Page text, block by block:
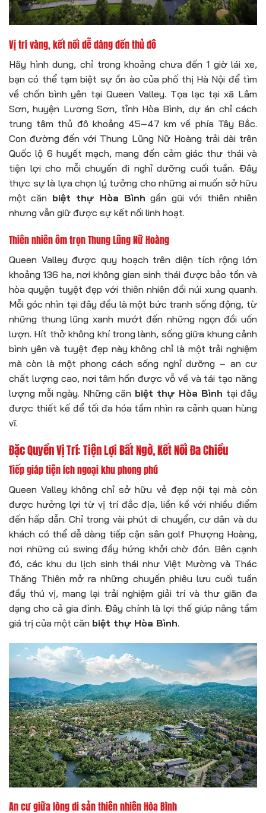
Vị trí vàng, kết nối dễ dàng đến thủ đô
Hãy hình dung, chỉ trong khoảng chưa đến 1 giờ lái xe,
bạn có thể tạm biệt sự ồn ào của phố thị Hà Nội để tìm
về chốn bình yên tại Queen Valley. Tọa lạc tại xã Lâm
Sơn, huyện Lương Sơn, tỉnh Hòa Bình, dự án chỉ cách
trung tâm thủ đô khoảng 45–47 km về phía Tây Bắc.
Con đường đến với Thung Lũng Nữ Hoàng trải dài trên
Quốc lộ 6 huyết mạch, mang đến cảm giác thư thái và
tiện lợi cho mỗi chuyến đi nghỉ dưỡng cuối tuần. Đây
thực sự là lựa chọn lý tưởng cho những ai muốn sở hữu
một căn biệt thự Hòa Bình gần gũi với thiên nhiên
nhưng vẫn giữ được sự kết nối linh hoạt.
Thiên nhiên ôm trọn Thung Lũng Nữ Hoàng
Queen Valley được quy hoạch trên diện tích rộng lớn
khoảng 136 ha, nơi không gian sinh thái được bảo tồn và
hòa quyện tuyệt đẹp với thiên nhiên đồi núi xung quanh.
Mỗi góc nhìn tại đây đều là một bức tranh sống động, từ
những thung lũng xanh mướt đến những ngọn đồi uốn
lượn. Hít thở không khí trong lành, sống giữa khung cảnh
bình yên và tuyệt đẹp này không chỉ là một trải nghiệm
mà còn là một phong cách sống nghỉ dưỡng – an cư
chất lượng cao, nơi tâm hồn được vỗ về và tái tạo năng
lượng mỗi ngày. Những căn biệt thự Hòa Bình tại đây
được thiết kế để tối đa hóa tầm nhìn ra cảnh quan hùng
vĩ.
Đặc Quyền Vị Trí: Tiện Lợi Bất Ngờ, Kết Nối Đa Chiều
Tiếp giáp tiện ích ngoại khu phong phú
Queen Valley không chỉ sở hữu vẻ đẹp nội tại mà còn
được hưởng lợi từ vị trí đắc địa, liền kề với nhiều điểm
đến hấp dẫn. Chỉ trong vài phút di chuyển, cư dân và du
khách có thể dễ dàng tiếp cận sân golf Phượng Hoàng,
nơi những cú swing đầy hứng khởi chờ đón. Bên cạnh
đó, các khu du lịch sinh thái như Việt Mường và Thác
Thăng Thiên mở ra những chuyến phiêu lưu cuối tuần
đầy thú vị, mang lại trải nghiệm giải trí và thư giãn đa
dạng cho cả gia đình. Đây chính là lợi thế giúp nâng tầm
giá trị của một căn biệt thự Hòa Bình.
An cư giữa lòng di sản thiên nhiên Hòa Bình